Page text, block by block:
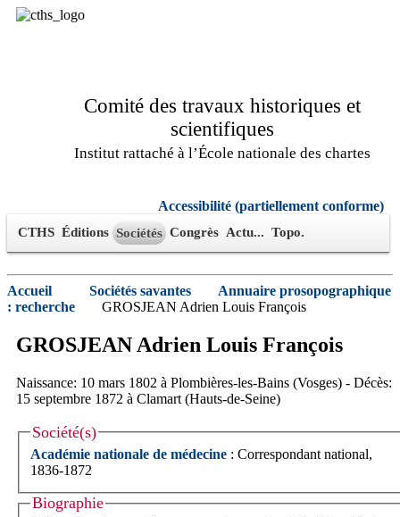
Comité des travaux historiques et
scientifiques
Institut rattaché à l’École nationale des chartes
Accessibilité (partiellement conforme)
CTHS Éditions Sociétés Congrès Actu... Topo.
Accueil Sociétés savantes
Annuaire prosopographique
: recherche
GROSJEAN Adrien Louis François
GROSJEAN Adrien Louis François
Naissance: 10 mars 1802 à Plombières-les-Bains (Vosges) - Décès:
15 septembre 1872 à Clamart (Hauts-de-Seine)
Société(s)
Académie nationale de médecine : Correspondant national,
1836-1872
Biographie